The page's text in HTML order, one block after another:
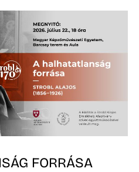
FORRÁSA